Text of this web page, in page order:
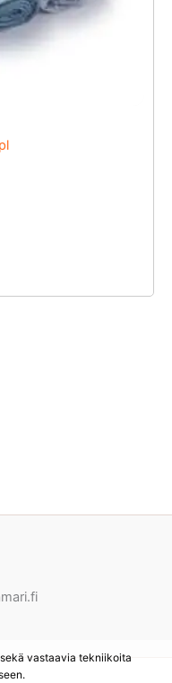
vastaavia tekniikoita